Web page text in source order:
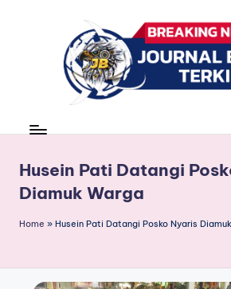
r
n
a
B
news
Husein Pati Datangi
Diamuk Warga
Home » Husein Pati Datangi Posko Nyaris